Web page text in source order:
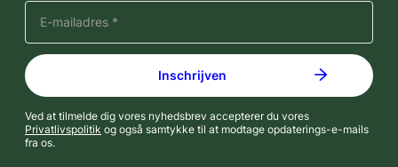
Ved at tilmelde dig vores nyhedsbrev accepterer du vores
Privatlivspolitik og også samtykke til at modtage opdaterings-e-mails
fra os.